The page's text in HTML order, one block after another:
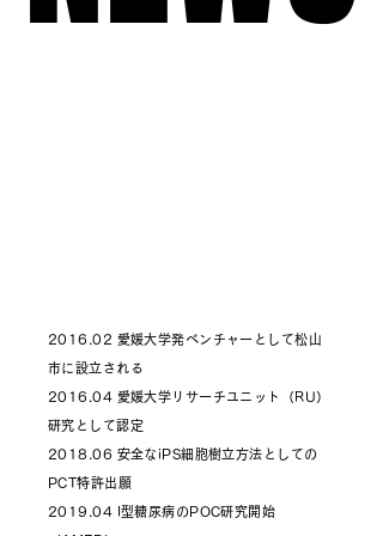
2016.02 愛媛大学発ベンチャーとして松山
市に設立される
2016.04 愛媛大学リサーチユニット（RU）
研究として認定
2018.06 安全なiPS細胞樹立方法としての
PCT特許出願
2019.04 I型糖尿病のPOC研究開始